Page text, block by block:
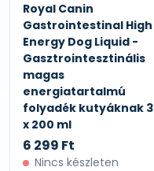
Royal Canin
Gastrointestinal High
Energy Dog Liquid -
Gasztrointesztinális
magas
energiatartalmú
folyadék kutyáknak 3
x 200 ml
6 299 Ft
Nincs készleten